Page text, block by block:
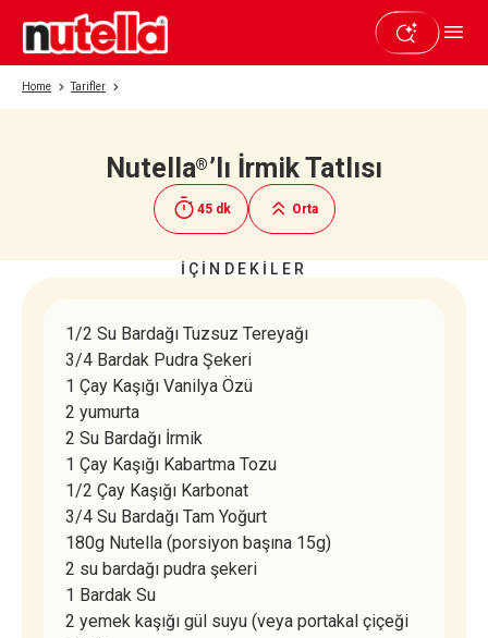
Home Tarifler
Nutella®’lı İrmik Tatlısı
45 dk Orta
Beğendiyseniz paylaşın
İÇİNDEKİLER
1/2 Su Bardağı Tuzsuz Tereyağı
3/4 Bardak Pudra Şekeri
1 Çay Kaşığı Vanilya Özü
2 yumurta
2 Su Bardağı İrmik
1 Çay Kaşığı Kabartma Tozu
1/2 Çay Kaşığı Karbonat
3/4 Su Bardağı Tam Yoğurt
180g Nutella (porsiyon başına 15g)
2 su bardağı pudra şekeri
1 Bardak Su
2 yemek kaşığı gül suyu (veya portakal çiçeği